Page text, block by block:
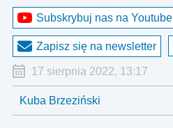
Subskrybuj nas na Youtube
Zapisz się na newsletter
17 sierpnia 2022, 13:17
Kuba Brzeziński